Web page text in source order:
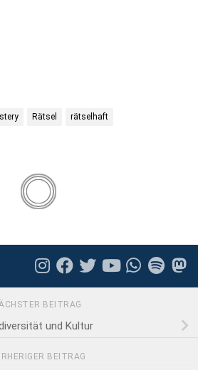
Rätsel rätselhaft
BEITRAG
und Kultur
BEITRAG